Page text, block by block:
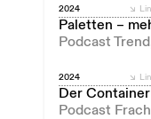
2024
Paletten –
Podcast
2024
Der
Podcast